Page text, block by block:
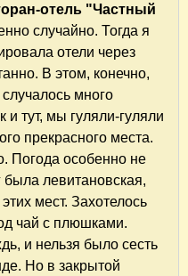
отель "Частный
случайно. Тогда я
отели через
В этом, конечно,
много
и тут, мы гуляли-гуляли
прекрасного места.
Погода особенно не
была левитановская,
мест. Захотелось
чай с плюшками.
и нельзя было сесть
Но в закрытой